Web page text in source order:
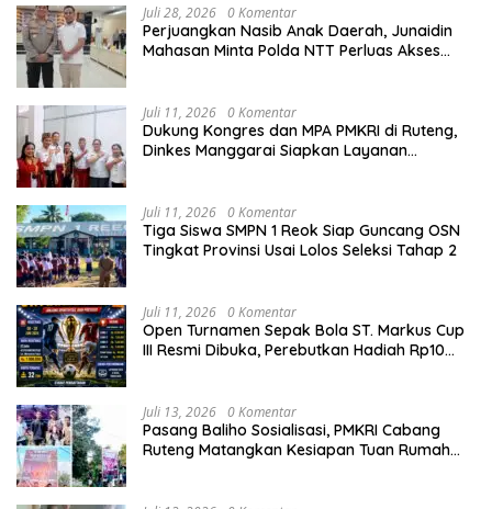
Juli 28, 2026 0 Komentar
Perjuangkan Nasib Anak Daerah, Junaidin
Mahasan Minta Polda NTT Perluas Akses
Juli 11, 2026 0 Komentar
Dukung Kongres dan MPA PMKRI di Ruteng,
Dinkes Manggarai Siapkan Layanan
Juli 11, 2026 0 Komentar
Tiga Siswa SMPN 1 Reok Siap Guncang OSN
Tingkat Provinsi Usai Lolos Seleksi Tahap 2
Juli 11, 2026 0 Komentar
Open Turnamen Sepak Bola ST. Markus Cup
III Resmi Dibuka, Perebutkan Hadiah Rp10
Juli 13, 2026 0 Komentar
Pasang Baliho Sosialisasi, PMKRI Cabang
Ruteng Matangkan Kesiapan Tuan Rumah